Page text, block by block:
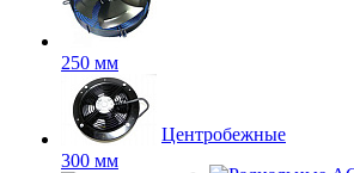
250 мм
300 мм
Центробежные